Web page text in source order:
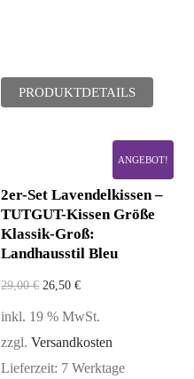
PRODUKTDETAILS
ANGEBOT!
2er-Set Lavendelkissen –
TUTGUT-Kissen Größe
Klassik-Groß:
Landhausstil Bleu
29,00€ 26,50€
inkl. 19 % MwSt.
zzgl.Versandkosten
Lieferzeit: 7 Werktage